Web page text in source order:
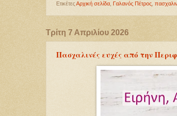
ΕτικέτεςΑρχική σελίδα Γαλανός Πέτρος
Τρίτη 7 Απριλίου 2026
Πασχαλινές ευχές από την